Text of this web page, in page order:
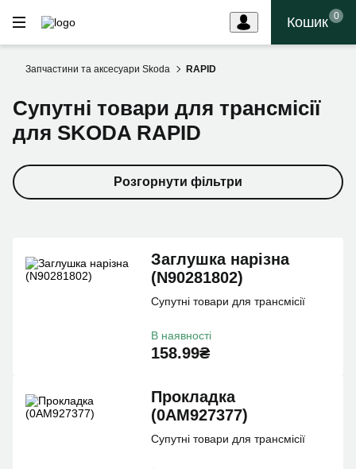
Кошик 0
Запчастини та аксесуари Skoda RAPID
Супутні товари для трансмісії
для SKODA RAPID
Розгорнути фільтри
Заглушка нарiзна
(N90281802)
Супутні товари для трансмісії
158.99₴
В наявності
Прокладка
(0AM927377)
Супутні товари для трансмісії